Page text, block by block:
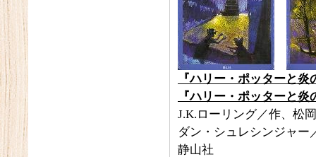
『ハリー・ポッターと
『ハリー・ポッターと
J.K.ローリング／作、松
ダン・シュレシンジャー
静山社